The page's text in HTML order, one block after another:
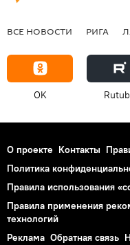
ВСЕ НОВОСТИ РИГА
OK
О проекте Контакты
Политика
Правила использования
Правила применения
технологий
Реклама Обратная связь